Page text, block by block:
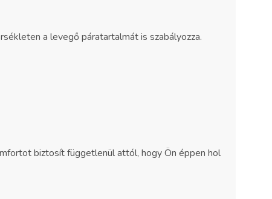
a levegő páratartalmát is szabályozza.
biztosít függetlenül attól, hogy Ön éppen hol